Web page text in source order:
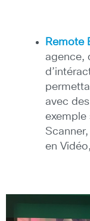
Remote
agence,
avec
exemple
en